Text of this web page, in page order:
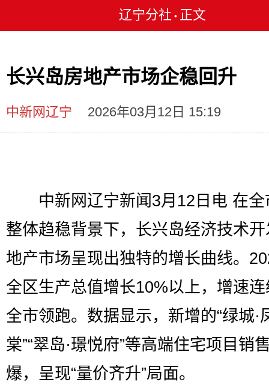
辽宁分社 • 正文
长兴岛房地产市场企稳回升
中新网辽宁 2026年03月12日 15:19
中新网辽宁新闻3月12日电 在全
整体趋稳背景下，长兴岛经济技术
地产市场呈现出独特的增长曲线。
全区生产总值增长10%以上，增速
全市领跑。数据显示，新增的“绿城·
棠”“翠岛·璟悦府”等高端住宅项目销
爆，呈现“量价齐升”局面。